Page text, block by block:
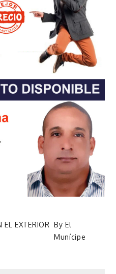
EXTERIOR By El
Munícipe